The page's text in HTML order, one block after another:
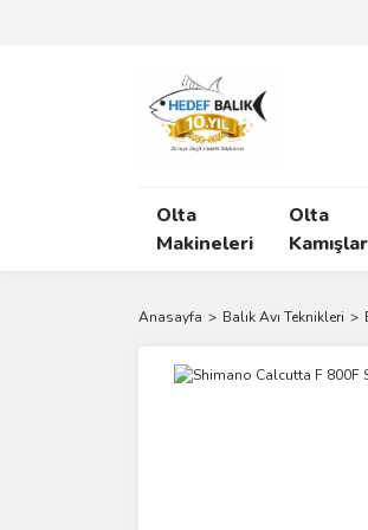
Olta
Makineleri
Olta
Anasayfa Balık Avı Teknikleri